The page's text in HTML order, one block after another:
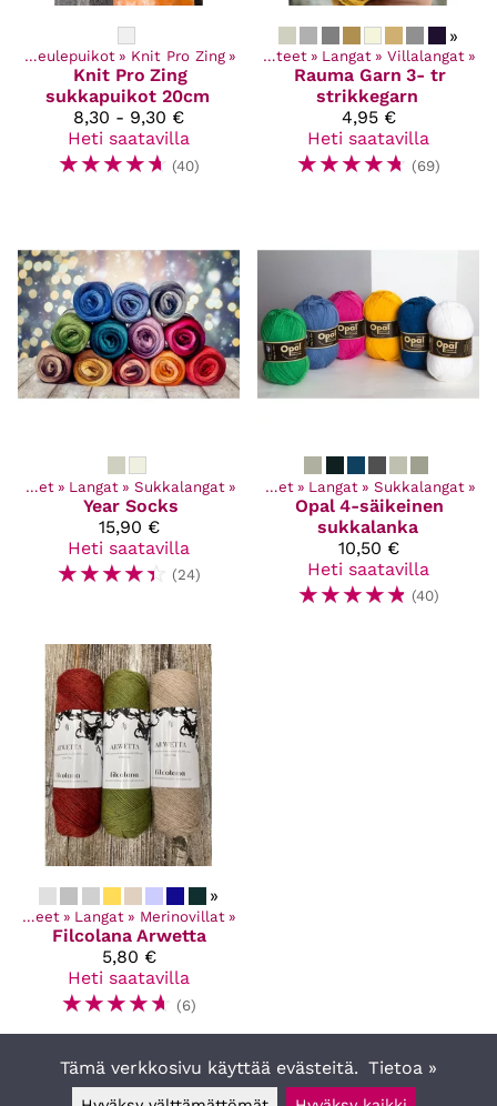
Neulepuikot ‪» Knit Pro Zing ‪»
Knit Pro Zing
sukkapuikot 20cm
8,30 - 9,30 €
Heti saatavilla
☆☆☆☆☆ (40)
»
Kaikki tuotteet ‪» Langat ‪» Villalangat ‪»
Rauma Garn 3- tr
strikkegarn
4,95 €
Heti saatavilla
☆☆☆☆☆ (69)
Kaikki tuotteet ‪» Langat ‪» Sukkalangat ‪»
Year Socks
15,90 €
Heti saatavilla
☆☆☆☆☆ (24)
Kaikki tuotteet ‪» Langat ‪» Sukkalangat ‪»
Opal 4-säikeinen
sukkalanka
10,50 €
Heti saatavilla
☆☆☆☆☆ (40)
»
Kaikki tuotteet ‪» Langat ‪» Merinovillat ‪»
Filcolana Arwetta
5,80 €
Heti saatavilla
☆☆☆☆☆ (6)
Tämä verkkosivu käyttää evästeitä. Tietoa »